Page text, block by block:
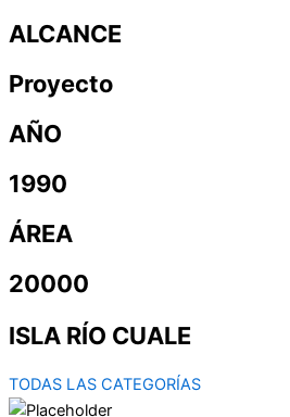
ALCANCE
Proyecto
AÑO
1990
ÁREA
20000
ISLA RÍO CUALE
TODAS LAS CATEGORÍAS